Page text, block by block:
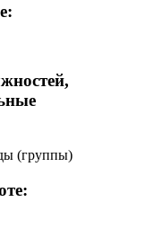
(группы)